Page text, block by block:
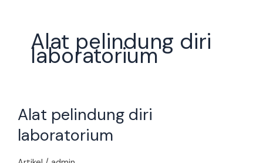
Alat pelindung diri
laboratorium
Alat pelindung diri
laboratorium
pelindung
laboratorium